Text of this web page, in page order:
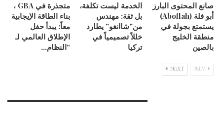
صانع المحتوى البارز
أبو فلة (Aboflah)
يستمتع بجولة في
منطقة الخليج
بالصين
الخدمة ليست تكلفة،
بل ثقة: مهندس
من”شاانغو” يطارد
خللاً تصميمياً في
تركيا
متجذرة في GBA ،
بناء الطاقة الإيجابية
معاً: يبدأ حفل
الإطلاق العالمي لـ
“النظام…
NEXT